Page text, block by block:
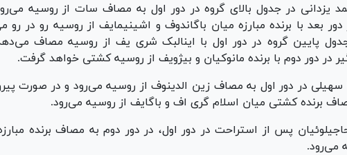
امیرمحمد یزدانی در جدول بالای گروه در دور اول به مصاف سات از روسیه
بعد با برنده مبارزه میان باگاندوف و اشینیمایف از روسیه رو در رو
پایین گروه در دور اول با اینالبک شری یف از روسیه مصاف
دور دوم با برنده مانوکیان و بیژویف از روسیه کشتی خواهد گرفت.
امیدرضا سهیلی در دور اول به مصاف زین الدینوف از روسیه می‌رود و در صورت
برنده کشتی میان اسلام گری اف و باگایف از روسیه می‌رود.
مهدی حاجیلوئیان پس از استراحت در دور اول، در دور دوم به مصاف برنده
می‌رود.